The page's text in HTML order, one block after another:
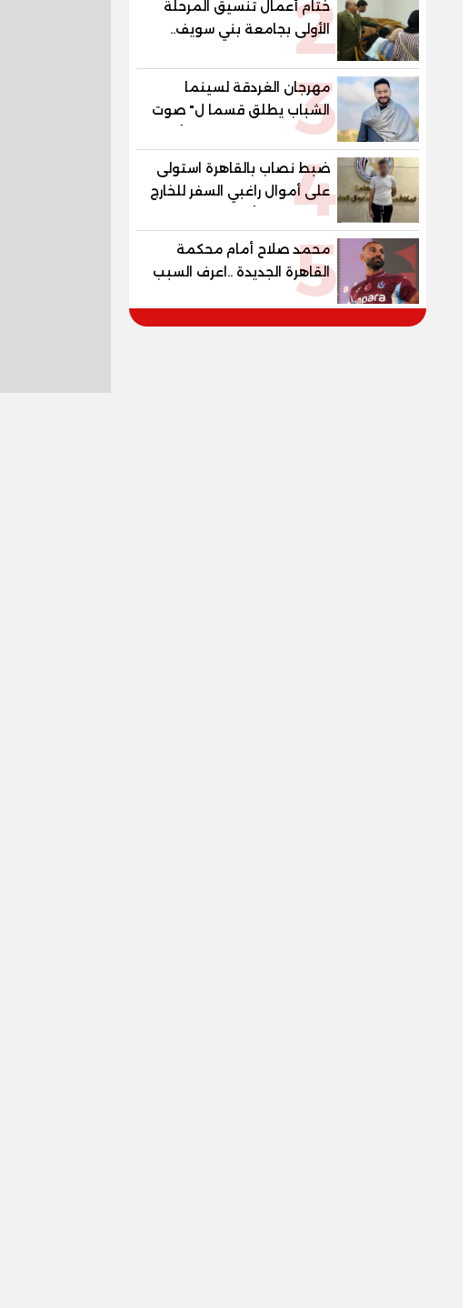
2
ختام أعمال تنسيق المرحلة
الأولى بجامعة بني سويف..
1148 طالبًا وطالبة سجلوا
رغباتهم
3
مهرجان الغردقة لسينما
الشباب يطلق قسما ل" صوت
السينما" ..وحمادة هلال أول
المكرمين
4
ضبط نصاب بالقاهرة استولى
على أموال راغبي السفر للخارج
بزعم توفير تأشيرات
5
محمد صلاح أمام محكمة
القاهرة الجديدة ..اعرف السبب